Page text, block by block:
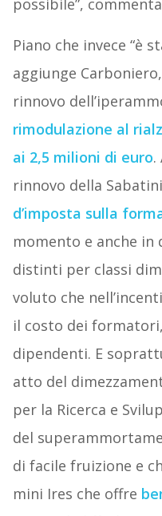
Piano che invece “è
aggiunge
rinnovo
rimodulazione al
ai 2,5 milioni di euro.
rinnovo della
d’imposta sulla
momento e anche in
distinti per classi
voluto che
il costo dei
dipendenti. E
atto del
per la Ricerca e
del
di facile fruizione e
mini Ires che offre